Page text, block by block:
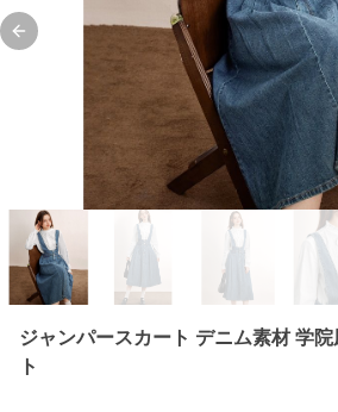
Previous slide
ジャンパースカート デニム素材 学
ト